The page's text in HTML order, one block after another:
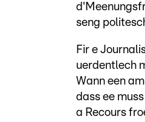
seng
Fir e
uerdentlech
Wann een
dass ee
a Recours